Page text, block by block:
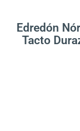
Edredón
Tacto